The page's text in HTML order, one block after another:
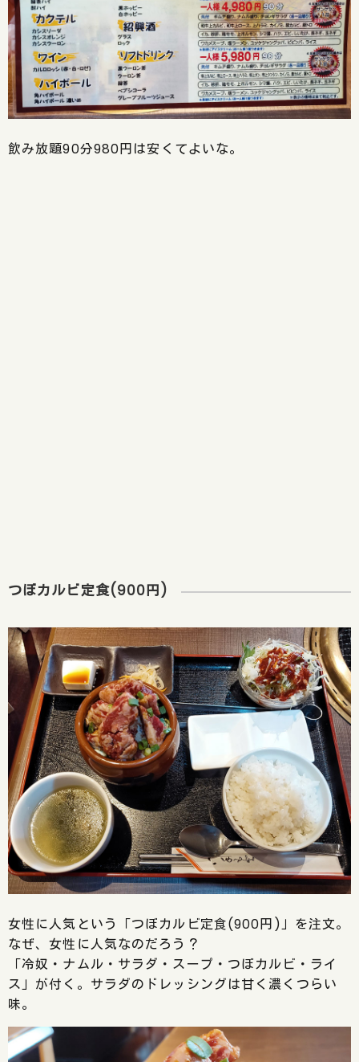
飲み放題90分980円は安くてよいな。
つぼカルビ定食(900円)
女性に人気という「つぼカルビ定食(900円)」を注文。
なぜ、女性に人気なのだろう？
「冷奴・ナムル・サラダ・スープ・つぼカルビ・ライ
ス」が付く。サラダのドレッシングは甘く濃くつらい
味。